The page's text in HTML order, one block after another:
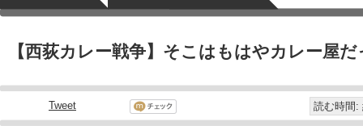
【西荻カレー戦争】そこはもはやカレー屋
Tweet 読む時間: